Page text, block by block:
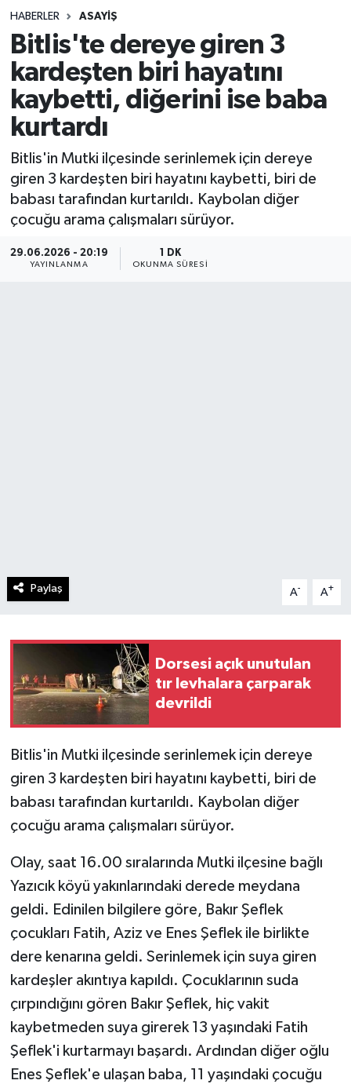
HABERLER ASAYIŞ
Bitlis'te dereye giren 3
kardeşten biri hayatını
kaybetti, diğerini ise baba
kurtardı
Bitlis'in Mutki ilçesinde serinlemek için dereye
giren 3 kardeşten biri hayatını kaybetti, biri de
babası tarafından kurtarıldı. Kaybolan diğer
çocuğu arama çalışmaları sürüyor.
29.06.2026 - 20:19
YAYINLANMA
1 DK
OKUNMA SÜRESI
Paylaş A- A+
Dorsesi açık unutulan
tır levhalara çarparak
devrildi
Bitlis'in Mutki ilçesinde serinlemek için dereye
giren 3 kardeşten biri hayatını kaybetti, biri de
babası tarafından kurtarıldı. Kaybolan diğer
çocuğu arama çalışmaları sürüyor.
Olay, saat 16.00 sıralarında Mutki ilçesine bağlı
Yazıcık köyü yakınlarındaki derede meydana
geldi. Edinilen bilgilere göre, Bakır Şeflek
çocukları Fatih, Aziz ve Enes Şeflek ile birlikte
dere kenarına geldi. Serinlemek için suya giren
kardeşler akıntıya kapıldı. Çocuklarının suda
çırpındığını gören Bakır Şeflek, hiç vakit
kaybetmeden suya girerek 13 yaşındaki Fatih
Şeflek'i kurtarmayı başardı. Ardından diğer oğlu
Enes Şeflek'e ulaşan baba, 11 yaşındaki çocuğu
Spor
Teknoloji